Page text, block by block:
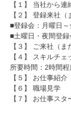
【１】 当社から連
【２】 登録来社
■登録会：月曜日
■土曜日・夜間登録
【３】 ご来社（
【４】 スキルチ
所要時間：2時間程
【５】 お仕事紹介
【６】 職場見学
【７】 お仕事スタ